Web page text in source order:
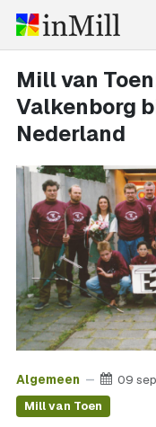
Mill van
Valkenborg
Nederland
Algemeen 09
Mill van Toen